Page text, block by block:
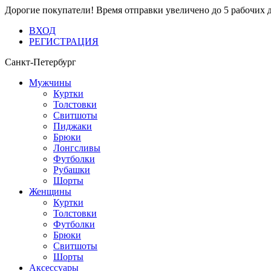
Дорогие покупатели! Время отправки увеличено до 5 рабочих
ВХОД
РЕГИСТРАЦИЯ
Санкт-Петербург
Мужчины
Куртки
Толстовки
Свитшоты
Пиджаки
Брюки
Лонгсливы
Футболки
Рубашки
Шорты
Женщины
Куртки
Толстовки
Футболки
Брюки
Свитшоты
Шорты
Аксессуары